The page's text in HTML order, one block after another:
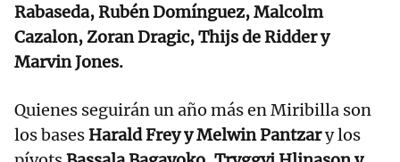
Rabaseda, Rubén Domínguez, Malcolm
Cazalon, Zoran Dragic, Thijs de Ridder y
Marvin Jones.
Quienes seguirán un año más en Miribilla son
los bases Harald Frey y Melwin Pantzary los